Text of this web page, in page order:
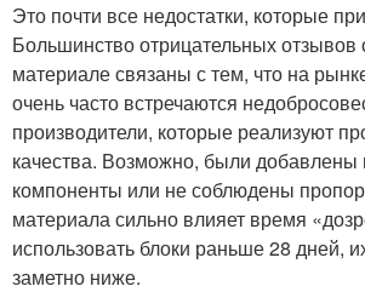
Это почти все недостатки, которые
Большинство отрицательных отзывов
материале связаны с тем, что на
очень часто встречаются
производители, которые реализуют
качества. Возможно, были добавлены
компоненты или не соблюдены
материала сильно влияет время
использовать блоки раньше 28 дней,
заметно ниже.